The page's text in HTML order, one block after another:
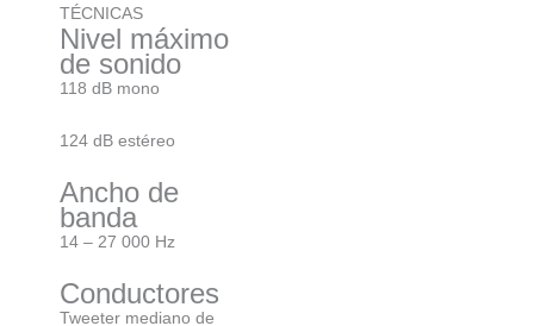
TÉCNICAS
Nivel máximo
de sonido
118 dB mono
124 dB estéreo
Ancho de
banda
14 – 27 000 Hz
Conductores
Tweeter mediano de